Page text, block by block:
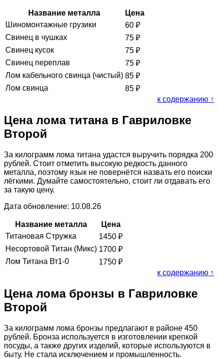
Название металла
Цена
Шиномонтажные грузики
60 ₽
Свинец в чушках
75 ₽
Свинец кусок
75 ₽
Свинец переплав
75 ₽
Лом кабельного свинца (чистый) 85 ₽
Лом свинца
85 ₽
к содержанию ↑
Цена лома титана в Гавриловке
Второй
За килограмм лома титана удастся выручить порядка 200
рублей. Стоит отметить высокую редкость данного
металла, поэтому язык не повернётся назвать его поиски
лёгкими. Думайте самостоятельно, стоит ли отдавать его
за такую цену.
Дата обновление: 10.08.26
Название металла
Цена
Титановая Стружка
1450 ₽
Несортовой Титан (Микс) 1700 ₽
Лом Титана Вт1-0
1750 ₽
к содержанию ↑
Цена лома бронзы в Гавриловке
Второй
За килограмм лома бронзы предлагают в районе 450
рублей. Бронза используется в изготовлении крепкой
посуды, а также других изделий, которые используются в
быту. Не стала исключением и промышленность.